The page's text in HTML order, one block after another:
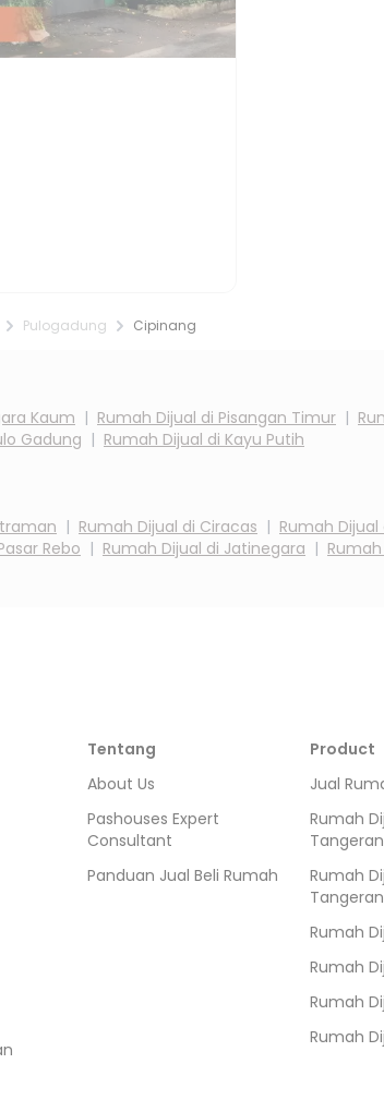
Pulogadung Cipinang
Kaum | Rumah Dijual di Pisangan Timur |
Gadung | Rumah Dijual di Kayu Putih
| Rumah Dijual di Ciracas | Rumah Dijual
Rebo | Rumah Dijual di Jatinegara |
Tentang
About Us
Pashouses Expert
Consultant
Panduan Jual Beli Rumah
Product
Jual
Rumah
Rumah
Rumah
Rumah
Rumah
Rumah